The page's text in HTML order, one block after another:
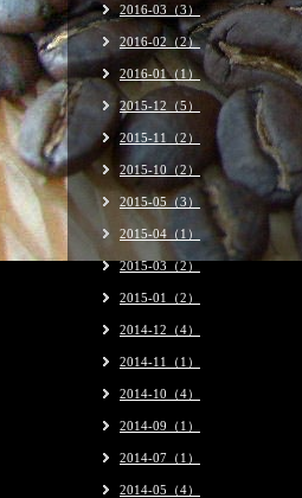
2016-03（3）
2016-02（2）
2016-01（1）
2015-12（5）
2015-11（2）
2015-10（2）
2015-05（3）
2015-04（1）
2015-03（2）
2015-01（2）
2014-12（4）
2014-11（1）
2014-10（4）
2014-09（1）
2014-07（1）
2014-05（4）